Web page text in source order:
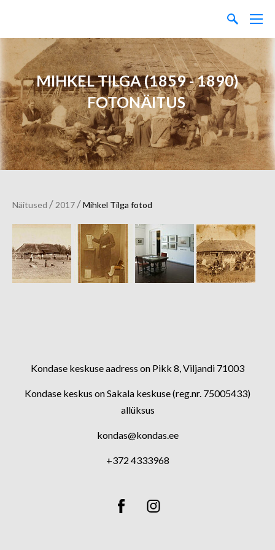
MIHKEL TILGA (1859 - 1890)
FOTONÄITUS
Näitused / 2017/Mihkel Tilga fotod
Kondase keskuse aadress on Pikk 8, Viljandi 71003
Kondase keskus on Sakala keskuse (reg.nr. 75005433)
allüksus
kondas@kondas.ee
+372 4333968